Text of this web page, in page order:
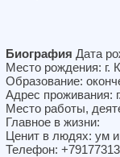
Биография Дата
Место рождения: г.
Образование:
Адрес проживания:
Место работы,
Главное в жизни:
Ценит в людях: ум и
Телефон: